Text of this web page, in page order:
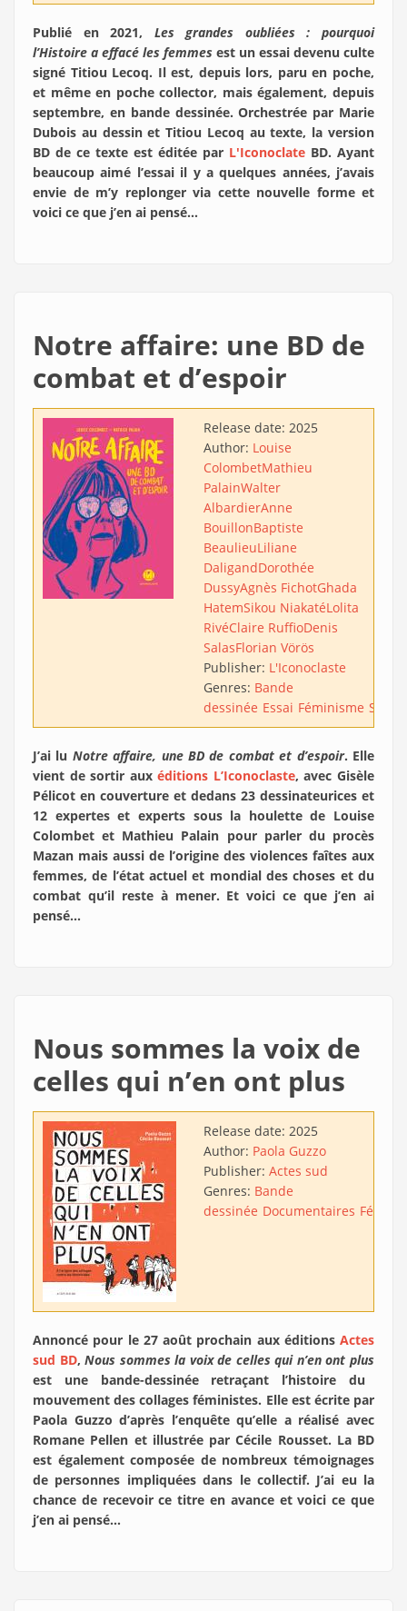
Publié en 2021, Les grandes oubliées : pourquoi
l’Histoire a effacé les femmes est un essai devenu culte
signé Titiou Lecoq. Il est, depuis lors, paru en poche,
et même en poche collector, mais également, depuis
septembre, en bande dessinée. Orchestrée par Marie
Dubois au dessin et Titiou Lecoq au texte, la version
BD de ce texte est éditée par L'Iconoclate BD. Ayant
beaucoup aimé l’essai il y a quelques années, j’avais
envie de m’y replonger via cette nouvelle forme et
voici ce que j’en ai pensé…
Notre affaire: une BD de
combat et d’espoir
Release date: 2025
Author: Louise
ColombetMathieu
PalainWalter
AlbardierAnne
BouillonBaptiste
BeaulieuLiliane
DaligandDorothée
DussyAgnès FichotGhada
HatemSikou NiakatéLolita
RivéClaire RuffioDenis
SalasFlorian Vörös
Publisher: L'Iconoclaste
Genres: Bande
dessinée Essai Féminisme
J’ai lu Notre affaire, une BD de combat et d’espoir. Elle
vient de sortir auxéditions L’Iconoclaste, avec Gisèle
Pélicot en couverture et dedans 23 dessinateurices et
12 expertes et experts sous la houlette de Louise
Colombet et Mathieu Palain pour parler du procès
Mazan mais aussi de l’origine des violences faîtes aux
femmes, de l’état actuel et mondial des choses et du
combat qu’il reste à mener. Et voici ce que j’en ai
pensé…
Nous sommes la voix de
celles qui n’en ont plus
Release date: 2025
Author: Paola Guzzo
Publisher: Actes sud
Genres: Bande
dessinée Documentaires
Annoncé pour le 27 août prochain aux éditions Actes
sud BD,Nous sommes la voix de celles qui n’en ont plus
est une bande-dessinée retraçant l’histoire du
mouvement des collages féministes. Elle est écrite par
Paola Guzzo d’après l’enquête qu’elle a réalisé avec
Romane Pellen et illustrée par Cécile Rousset. La BD
est également composée de nombreux témoignages
de personnes impliquées dans le collectif. J’ai eu la
chance de recevoir ce titre en avance et voici ce que
j’en ai pensé…